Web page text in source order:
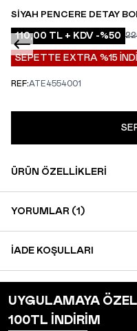
SIYAH PENCERE DETAY
110,00 TL + KDV -%50
SEPETTE EXTRA %15
REF:ATE4554001
ÜRÜN ÖZELLIKLERI
YORUMLAR (1)
İADE KOŞULLARI
UYGULAMAYA ÖZEL
100TL İNDİRİM